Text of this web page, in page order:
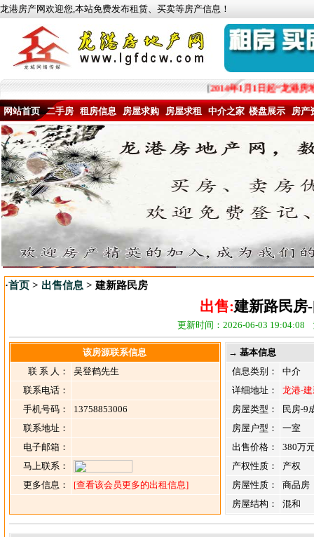
龙港房产网欢迎您,本站免费发布租赁、买卖等房产信息！
[ 2014年1月1日起“龙港房
网站首页 二手房 租房信息 房屋求购 房屋求租 中介之家 楼盘展示 房产
·首页 > 出售信息 > 建新路民房
出售:建新路民房
更新时间：2026-06-03 19:04:08
该房源联系信息
联 系 人：
吴登鹤先生
联系电话：
手机号码：
13758853006
联系地址：
电子邮箱：
马上联系：
更多信息：
[查看该会员更多的出租信息]
→ 基本信息
信息类别：
中介
详细地址：
龙港-
房屋类型：
民房-9
房屋户型：
一室
出售价格：
380万
产权性质：
产权
房屋性质：
商品房
房屋结构：
混和